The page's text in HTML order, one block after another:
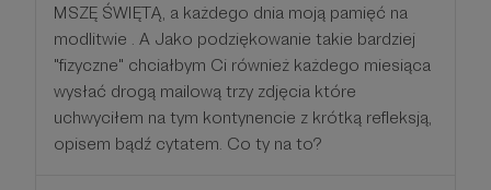
MSZĘ ŚWIĘTĄ, a każdego dnia moją pamięć na
modlitwie . A Jako podziękowanie takie bardziej
"fizyczne" chciałbym Ci również każdego miesiąca
wysłać drogą mailową trzy zdjęcia które
uchwyciłem na tym kontynencie z krótką refleksją,
opisem bądź cytatem. Co ty na to?